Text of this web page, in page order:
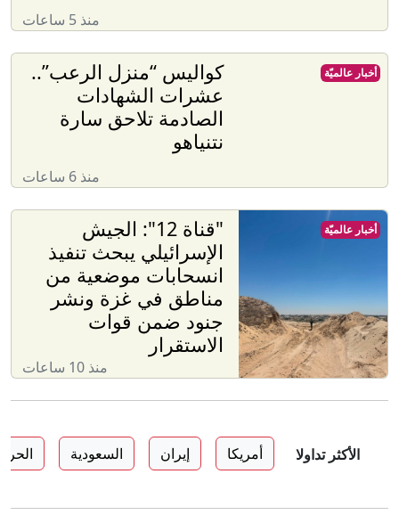
منذ 5 ساعات
كواليس “منزل الرعب”..
عشرات الشهادات
الصادمة تلاحق سارة
نتنياهو
منذ 6 ساعات
أخبار عالميّة
"قناة 12": الجيش
الإسرائيلي يبحث تنفيذ
انسحابات موضعية من
مناطق في غزة ونشر
جنود ضمن قوات
الاستقرار
منذ 10 ساعات
أخبار عالميّة
الأكثر تداولا أمريكا إيران السعودية